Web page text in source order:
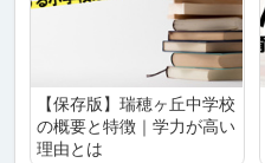
【保存版】瑞穂ヶ丘中学校
の概要と特徴｜学力が高い
理由とは